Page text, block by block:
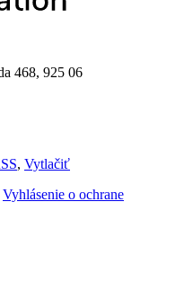
468, 925 06
, Vytlačiť
Vyhlásenie o ochrane